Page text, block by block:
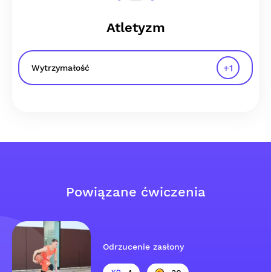
Atletyzm
Wytrzymałość +1
Powiązane ćwiczenia
Odrzucenie zasłony